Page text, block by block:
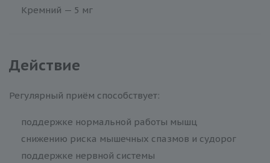
Кремний — 5 мг
Действие
Регулярный приём способствует:
поддержке нормальной работы мышц
снижению риска мышечных спазмов и судорог
поддержке нервной системы